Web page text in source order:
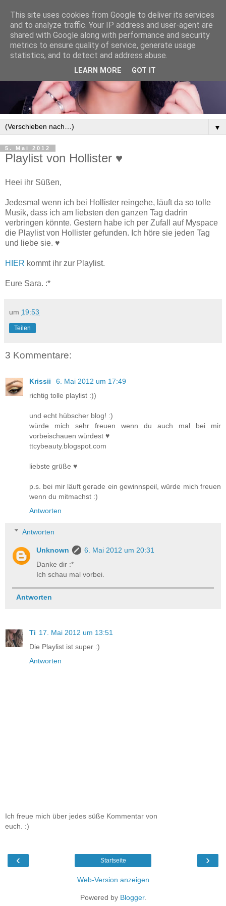
▼
5. Mai 2012
Playlist von Hollister ♥
Heei ihr Süßen,
Jedesmal wenn ich bei Hollister reingehe, läuft da so tolle
Musik, dass ich am liebsten den ganzen Tag dadrin
verbringen könnte. Gestern habe ich per Zufall auf Myspace
die Playlist von Hollister gefunden. Ich höre sie jeden Tag
und liebe sie. ♥
HIER kommt ihr zur Playlist.
Eure Sara. :*
um 19:53
Teilen
3 Kommentare:
Krissii
6. Mai 2012 um 17:49
richtig tolle playlist :))
und echt hübscher blog! :)
würde mich sehr freuen wenn du auch mal bei mir
vorbeischauen würdest ♥
ttcybeauty.blogspot.com
liebste grüße ♥
p.s. bei mir läuft gerade ein gewinnspeil, würde mich freuen
wenn du mitmachst :)
Antworten
Antworten
Unknown
6. Mai 2012 um 20:31
Danke dir :*
Ich schau mal vorbei.
Antworten
Ti 17. Mai 2012 um 13:51
Die Playlist ist super :)
Antworten
Ich freue mich über jedes süße Kommentar von
euch. :)
‹ ›
Startseite
Web-Version anzeigen
Powered by Blogger.
This site uses cookies from Google to deliver its services
and to analyze traffic. Your IP address and user-agent are
shared with Google along with performance and security
metrics to ensure quality of service, generate usage
statistics, and to detect and address abuse.
LEARN MORE GOT IT